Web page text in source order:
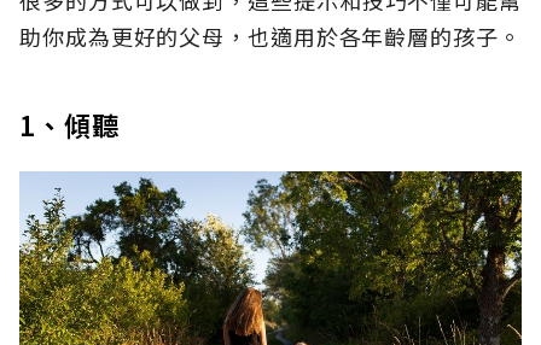
助你成為更好的父母，也適用於各年齡層的孩子。
1、傾聽